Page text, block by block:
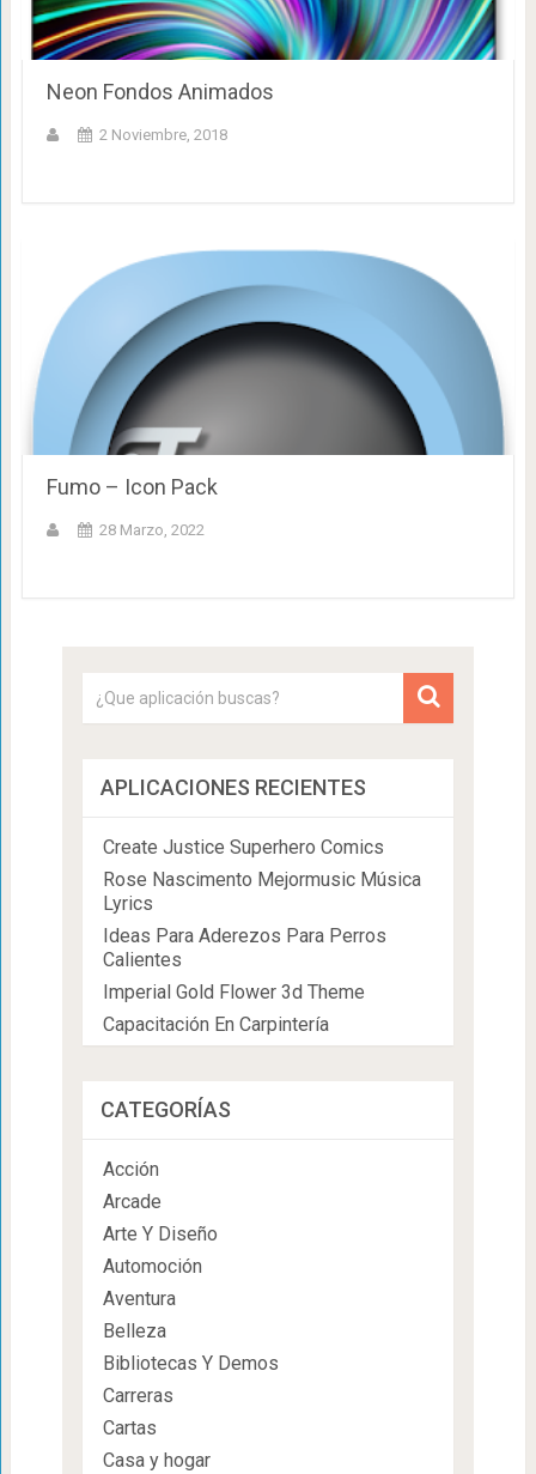
Neon Fondos Animados
2 Noviembre, 2018
Fumo – Icon Pack
28 Marzo, 2022
APLICACIONES RECIENTES
Create Justice Superhero Comics
Rose Nascimento Mejormusic Música
Lyrics
Ideas Para Aderezos Para Perros
Calientes
Imperial Gold Flower 3d Theme
Capacitación En Carpintería
CATEGORÍAS
Acción
Arcade
Arte Y Diseño
Automoción
Aventura
Belleza
Bibliotecas Y Demos
Carreras
Cartas
Casa y hogar